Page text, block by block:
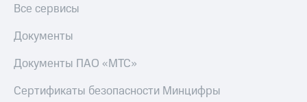
Все сервисы
Документы
Документы ПАО «МТС»
Сертификаты безопасности Минцифры